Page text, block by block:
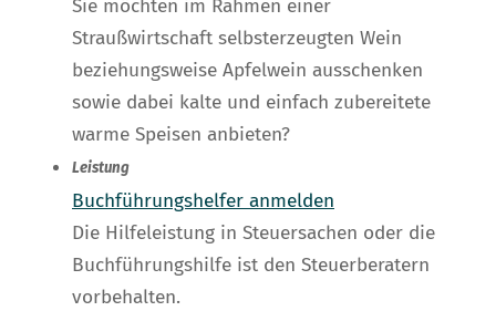
Sie möchten im Rahmen einer
Straußwirtschaft selbsterzeugten Wein
beziehungsweise Apfelwein ausschenken
sowie dabei kalte und einfach zubereitete
warme Speisen anbieten?
Leistung
Buchführungshelfer anmelden
Die Hilfeleistung in Steuersachen oder die
Buchführungshilfe ist den Steuerberatern
vorbehalten.